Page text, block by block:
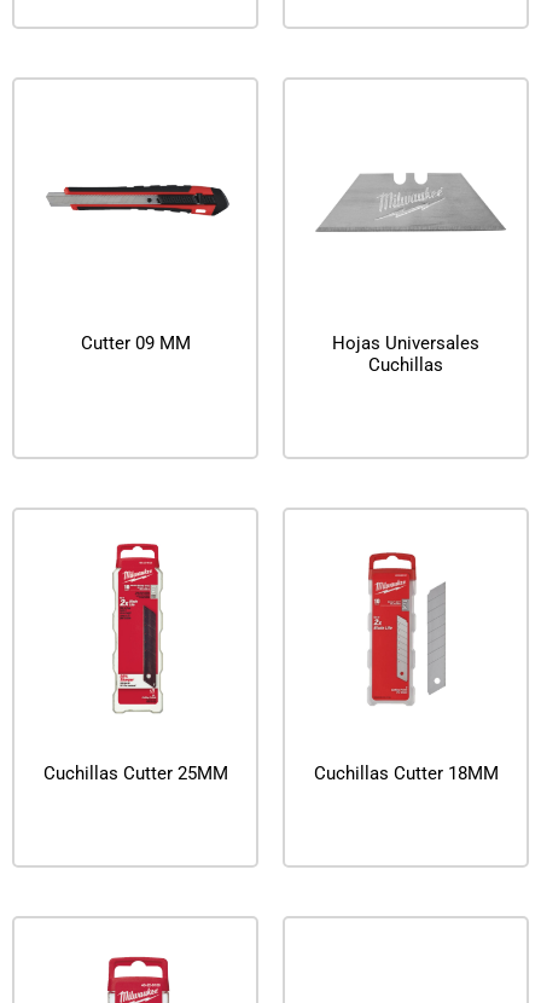
Cutter 09 MM
Hojas Universales
Cuchillas
Cuchillas Cutter 25MM Cuchillas Cutter 18MM